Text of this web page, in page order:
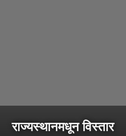
राज्यस्थानमधून विस्तार